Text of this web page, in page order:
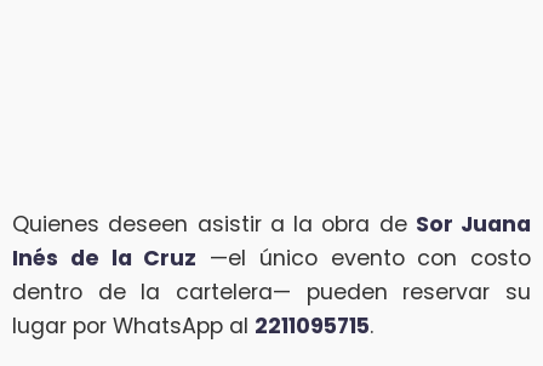
Quienes deseen asistir a la obra de Sor Juana
Inés de la Cruz —el único evento con costo
dentro de la cartelera— pueden reservar su
lugar por WhatsApp al 2211095715.